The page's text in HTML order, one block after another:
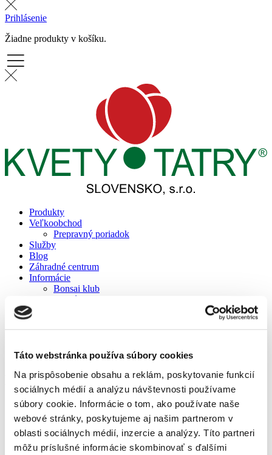
Táto webstránka používa súbory cookies
Na prispôsobenie obsahu a reklám, poskytovanie funkcií
sociálnych médií a analýzu návštevnosti používame
súbory cookie. Informácie o tom, ako používate naše
webové stránky, poskytujeme aj našim partnerom v
oblasti sociálnych médií, inzercie a analýzy. Títo partneri
môžu príslušné informácie skombinovať s ďalšími
Prihlásenie
Žiadne produkty v košíku.
Produkty
Veľkoobchod
Prepravný poriadok
Služby
Blog
Záhradné centrum
Informácie
Bonsai klub
Cenník projektov
Prepravný poriadok
Kontakt
Detail produktu
Domov
Produkty
Umelý kameň
Kvetináče
Kvetináč - kmeň